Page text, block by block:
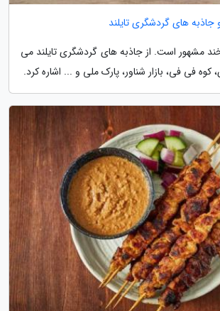
جاذبه های گردشگری تایلند
مشهور است. از جاذبه های گردشگری تایلند می
کوه فی فی، بازار شناور، پارک ملی و ... اشاره کرد.